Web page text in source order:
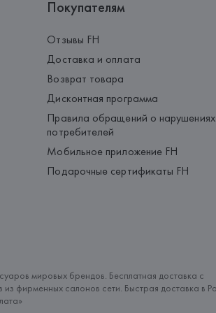
Покупателям
Отзывы FH
Доставка и оплата
Возврат товара
Дисконтная программа
Правила обращений о нарушениях
потребителей
Мобильное приложение FH
Подарочные сертификаты FH
мировых брендов. Бесплатная доставка с
фирменных салонов сети. Быстрая доставка в
»